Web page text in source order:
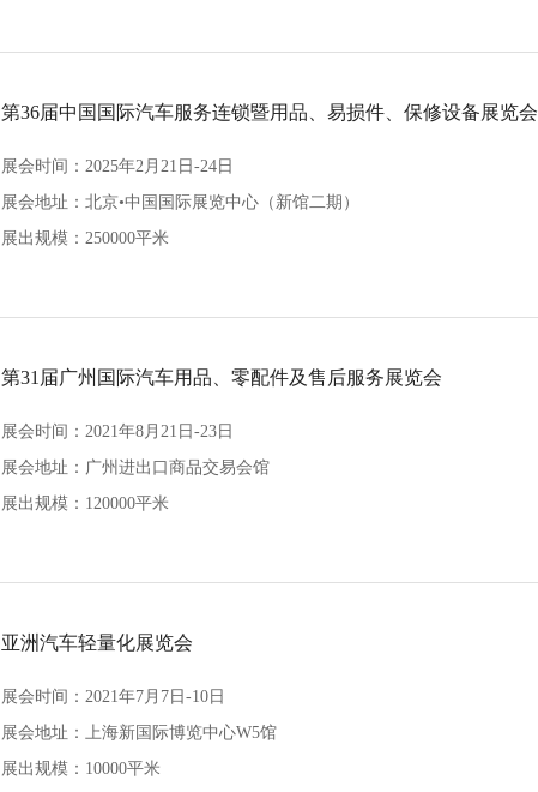
第36届中国国际汽车服务连锁暨用品、易损件、保修设备展览会
展会时间：2025年2月21日-24日
展会地址： 北京•中国国际展览中心（新馆二期）
展出规模：250000平米
第31届广州国际汽车用品、零配件及售后服务展览会
展会时间：2021年8月21日-23日
展会地址： 广州进出口商品交易会馆
展出规模：120000平米
亚洲汽车轻量化展览会
展会时间：2021年7月7日-10日
展会地址： 上海新国际博览中心W5馆
展出规模：10000平米